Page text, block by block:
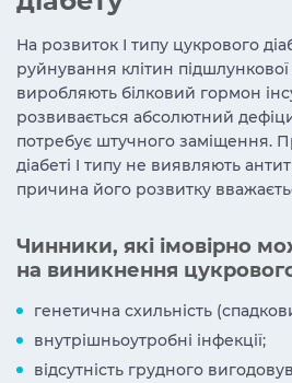
На розвиток І типу цукрового
руйнування клітин підшлункової
виробляють білковий гормон
розвивається абсолютний
потребує штучного заміщення.
діабеті I типу не виявляють
причина його розвитку
Чинники, які імовірно
на виникнення
генетична схильність
внутрішньоутробні інфекції;
відсутність грудного